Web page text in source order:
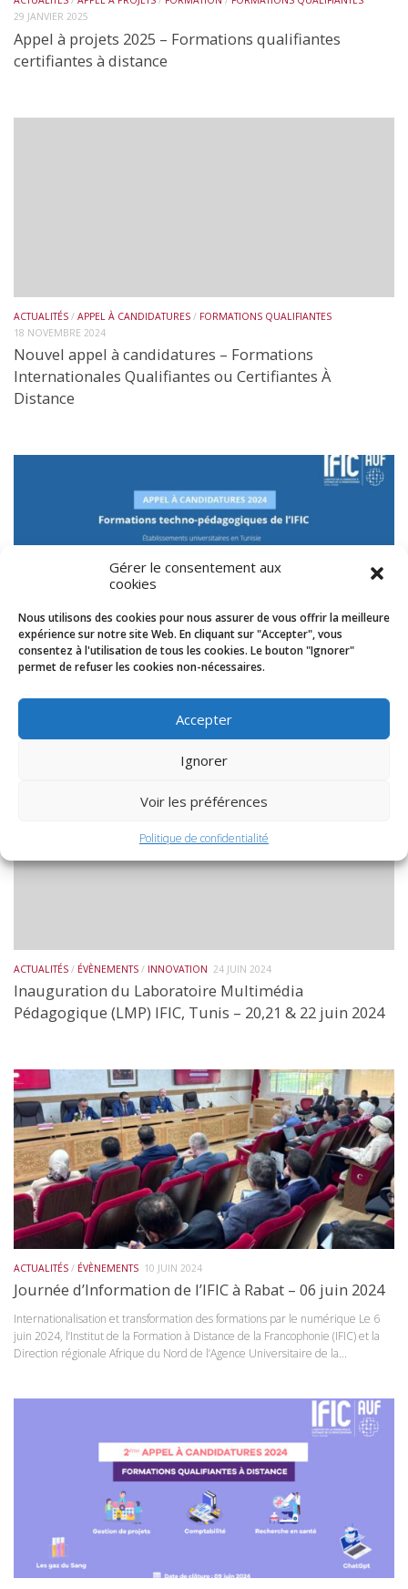
Gérer le consentement aux
cookies
Nous utilisons des cookies pour nous assurer de vous offrir la meilleure
expérience sur notre site Web. En cliquant sur "Accepter", vous
consentez à l'utilisation de tous les cookies. Le bouton "Ignorer"
permet de refuser les cookies non-nécessaires.
Accepter
Ignorer
Voir les préférences
Politique de confidentialité
29 JANVIER 2025
Appel à projets 2025 – Formations qualifiantes
certifiantes à distance
ACTUALITÉS / APPEL À CANDIDATURES / FORMATIONS QUALIFIANTES
18 NOVEMBRE 2024
Nouvel appel à candidatures – Formations
Internationales Qualifiantes ou Certifiantes À
Distance
ACTUALITÉS/APPEL À CANDIDATURES/FORMATION/TECHNO-PÉDAGOGIE
20 AOÛT 2024
ACTUALITÉS / ÉVÈNEMENTS / INNOVATION 24 JUIN 2024
Inauguration du Laboratoire Multimédia
Pédagogique (LMP) IFIC, Tunis – 20,21 & 22 juin 2024
ACTUALITÉS / ÉVÈNEMENTS 10 JUIN 2024
Journée d’Information de l’IFIC à Rabat – 06 juin 2024
Internationalisation et transformation des formations par le numérique Le 6
juin 2024, l’Institut de la Formation à Distance de la Francophonie (IFIC) et la
Direction régionale Afrique du Nord de l’Agence Universitaire de la...